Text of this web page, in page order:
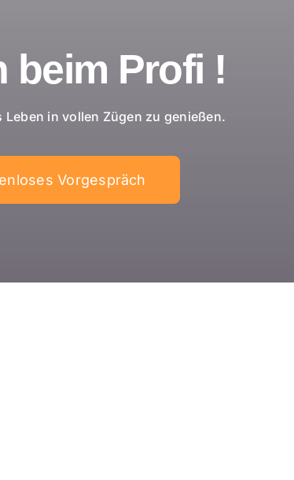
beim Profi !
in vollen Zügen zu genießen.
Vorgespräch